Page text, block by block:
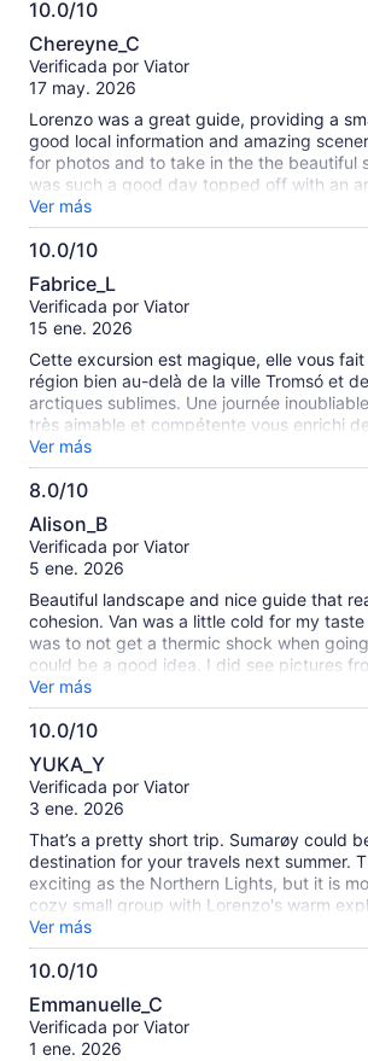
información
sobre
las
opiniones
10.0/10
10.0
de
10
Chereyne_C
Verificada por Viator
17 may. 2026
Lorenzo was a great guide, providing a
good local information and amazing
for photos and to take in the the beautiful
was such a good day topped off with an
one of the destination restaurants.
Ver más
10.0/10
10.0
de
10
Fabrice_L
Verificada por Viator
15 ene. 2026
Cette excursion est magique, elle vous
région bien au-delà de la ville Tromsó et
arctiques sublimes. Une journée
très aimable et compétente vous enrichi
sympa et très professionnelle, bel endroit
traditionnel norvégien basé sur les soupes.
Ver más
8.0/10
8.0
de
10
Alison_B
Verificada por Viator
5 ene. 2026
Beautiful landscape and nice guide that
cohesion. Van was a little cold for my
was to not get a thermic shock when
could be a good idea. I did see pictures
Fjords Tour that showed beautiful places
it might have been a different tour under
Ver más
10.0/10
10.0
de
10
YUKA_Y
Verificada por Viator
3 ene. 2026
That’s a pretty short trip. Sumarøy could
destination for your travels next summer.
exciting as the Northern Lights, but it is
cozy small group with Lorenzo's warm
tasty soup lunch at a nice restaurant.
Ver más
10.0/10
10.0
de
10
Emmanuelle_C
Verificada por Viator
1 ene. 2026